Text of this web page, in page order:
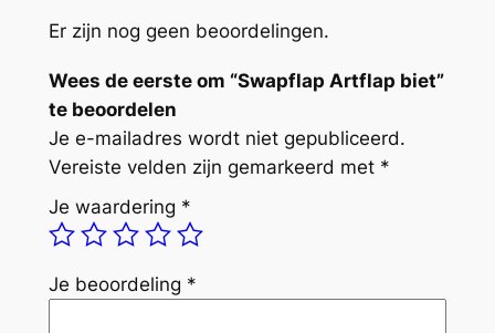
a
b
i
e
t
a
a
n
t
Er zijn nog geen beoordelingen.
Wees de eerste om “Swapflap Artflap biet”
te beoordelen
Je e-mailadres wordt niet gepubliceerd.
Vereiste velden zijn gemarkeerd met *
Je waardering *
Je beoordeling *